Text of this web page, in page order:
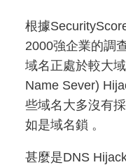
根據
2000強企業的調
域名正處於較大
Name Sever)
些域名大多沒有
如是域名鎖 。
甚麼是DNS